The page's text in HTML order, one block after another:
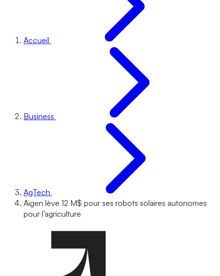
Accueil
Business
AgTech
Aigen lève 12 M$ pour ses robots solaires autonomes
pour l’agriculture